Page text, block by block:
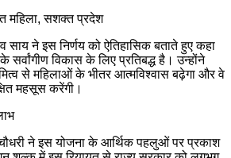
महिला, सशक्त प्रदेश
ने इस निर्णय को ऐतिहासिक बताते हुए कहा
सर्वांगीण विकास के लिए प्रतिबद्ध है। उन्होंने
से महिलाओं के भीतर आत्मविश्वास बढ़ेगा और वे
महसूस करेंगी।
ने इस योजना के आर्थिक पहलुओं पर प्रकाश